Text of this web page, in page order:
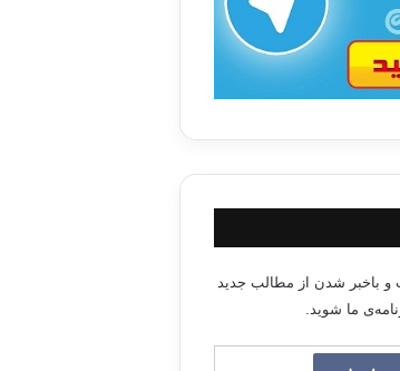
و باخبر شدن از مطالب جدید
ما شوید.